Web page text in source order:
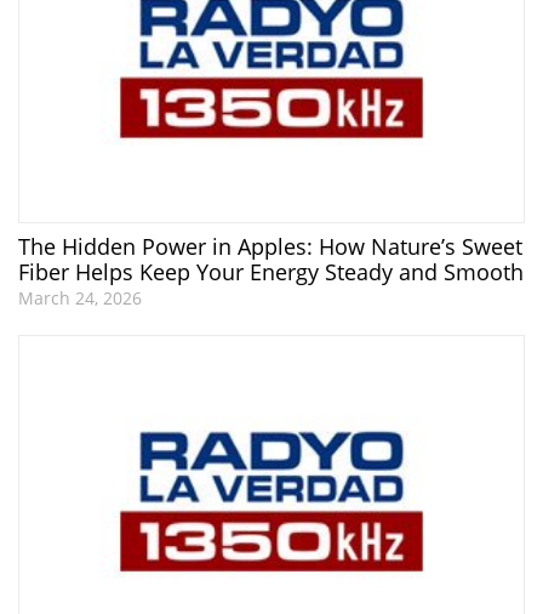
The Hidden Power in Apples: How Nature’s Sweet
Fiber Helps Keep Your Energy Steady and Smooth
March 24, 2026